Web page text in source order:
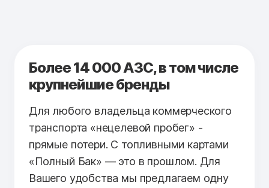
Более 14 000 АЗС, в том числе
крупнейшие бренды
Для любого владельца коммерческого
транспорта «нецелевой пробег» -
прямые потери. С топливными картами
«Полный Бак» — это в прошлом. Для
Вашего удобства мы предлагаем одну